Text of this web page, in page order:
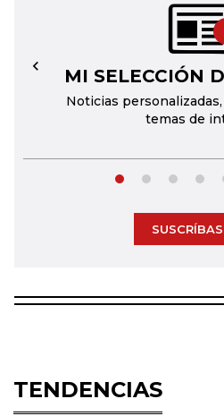
MI SELECCIÓN
Noticias
temas de
←
TENDENCIAS